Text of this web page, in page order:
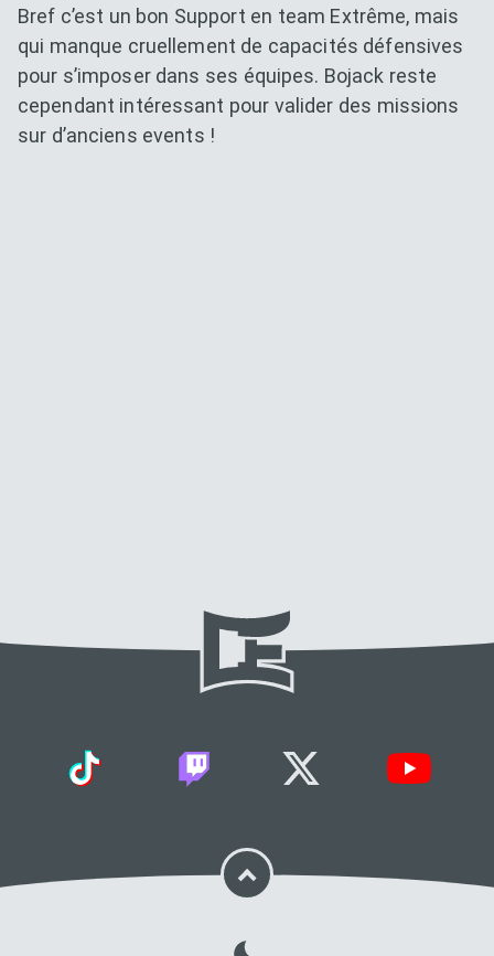
Bref c’est un bon Support en team Extrême, mais
qui manque cruellement de capacités défensives
pour s’imposer dans ses équipes. Bojack reste
cependant intéressant pour valider des missions
sur d’anciens events !